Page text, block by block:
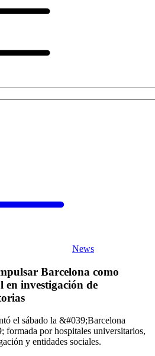
News
Barcelona como
en investigación de
el sábado la &#039;Barcelona
por hospitales universitarios,
y entidades sociales.